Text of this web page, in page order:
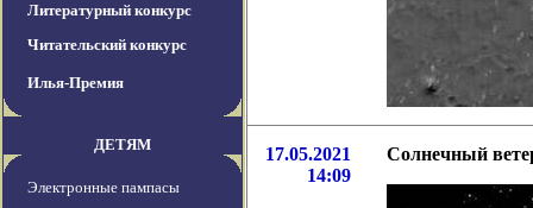
Литературный конкурс
Читательский конкурс
Илья-Премия
ДЕТЯМ
Электронные пампасы
17.05.2021
14:09
Солнечный